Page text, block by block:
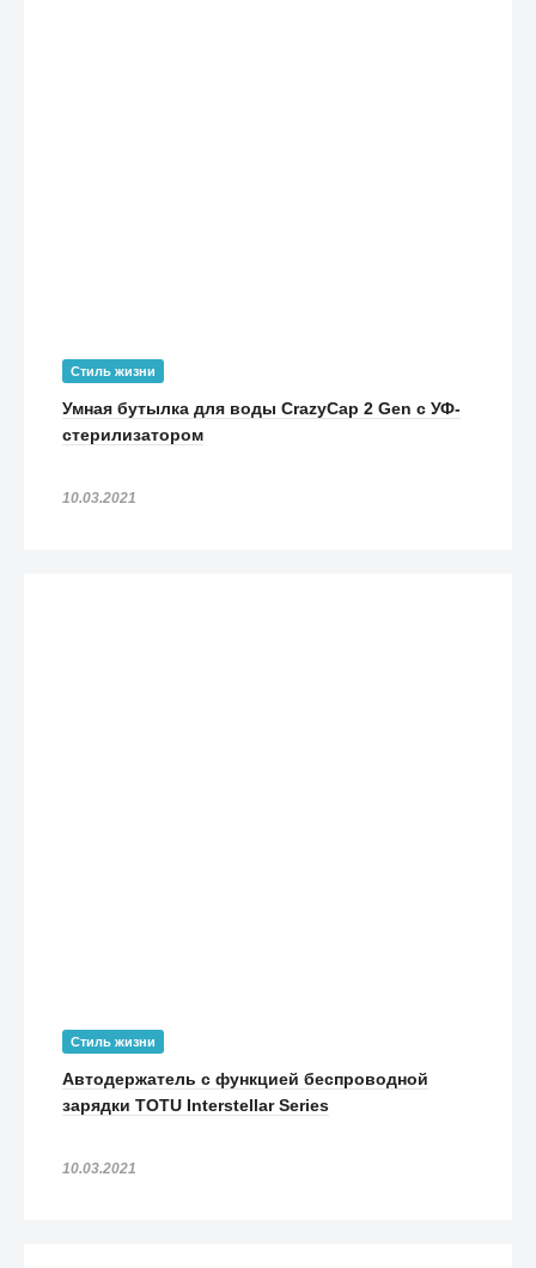
Стиль жизни
Умная бутылка для воды CrazyCap 2 Gen с УФ-
стерилизатором
10.03.2021
Стиль жизни
Автодержатель с функцией беспроводной
зарядки TOTU Interstellar Series
10.03.2021